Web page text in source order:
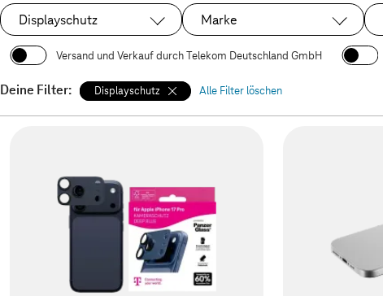
Ausgewählt:
Displayschutz Marke
Versand und Verkauf durch Telekom Deutschland GmbH
Deine Filter: Displayschutz Alle Filter löschen